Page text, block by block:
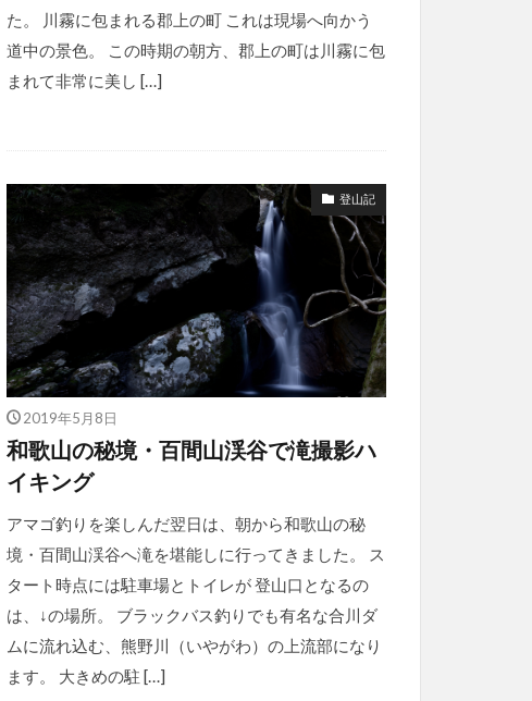
た。 川霧に包まれる郡上の町 これは現場へ向かう
道中の景色。 この時期の朝方、郡上の町は川霧に包
まれて非常に美し […]
登山記
2019年5月8日
和歌山の秘境・百間山渓谷で滝撮影ハ
イキング
アマゴ釣りを楽しんだ翌日は、朝から和歌山の秘
境・百間山渓谷へ滝を堪能しに行ってきました。 ス
タート時点には駐車場とトイレが 登山口となるの
は、↓の場所。 ブラックバス釣りでも有名な合川ダ
ムに流れ込む、熊野川（いやがわ）の上流部になり
ます。 大きめの駐 […]